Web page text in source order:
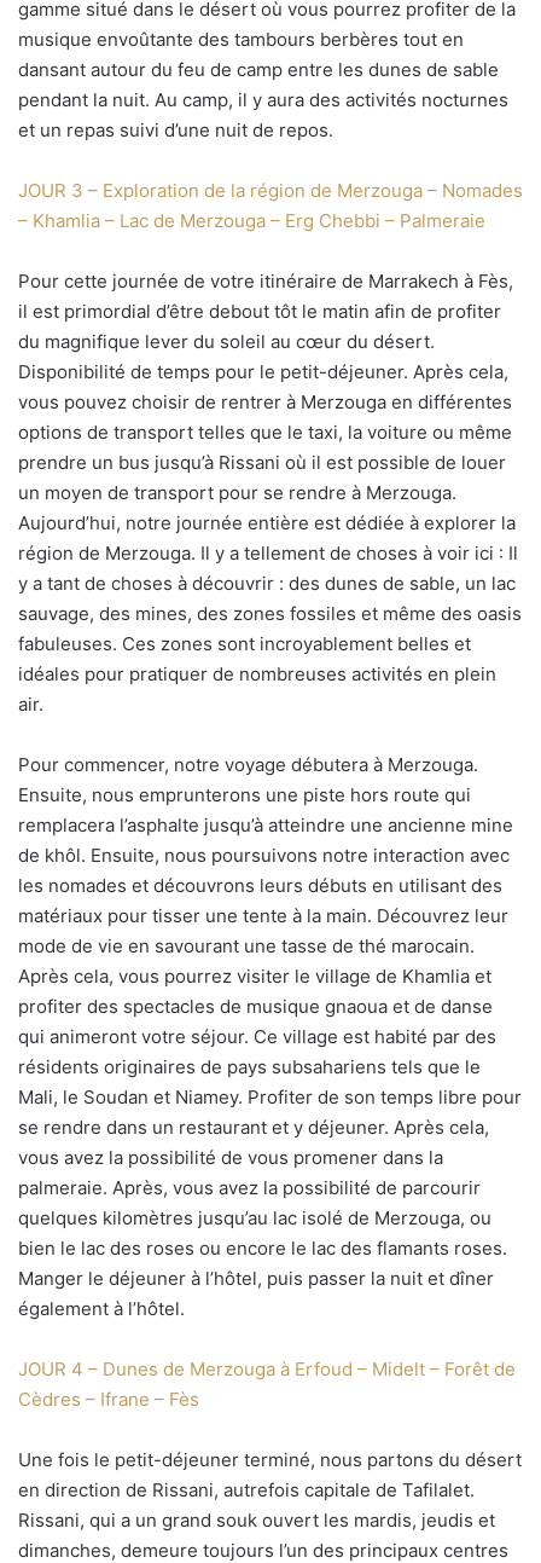
gamme situé dans le désert où vous pourrez profiter de la
musique envoûtante des tambours berbères tout en
dansant autour du feu de camp entre les dunes de sable
pendant la nuit. Au camp, il y aura des activités nocturnes
et un repas suivi d’une nuit de repos.
JOUR 3 – Exploration de la région de Merzouga – Nomades
– Khamlia – Lac de Merzouga – Erg Chebbi – Palmeraie
Pour cette journée de votre itinéraire de Marrakech à Fès,
il est primordial d’être debout tôt le matin afin de profiter
du magnifique lever du soleil au cœur du désert.
Disponibilité de temps pour le petit-déjeuner. Après cela,
vous pouvez choisir de rentrer à Merzouga en différentes
options de transport telles que le taxi, la voiture ou même
prendre un bus jusqu’à Rissani où il est possible de louer
un moyen de transport pour se rendre à Merzouga.
Aujourd’hui, notre journée entière est dédiée à explorer la
région de Merzouga. Il y a tellement de choses à voir ici : Il
y a tant de choses à découvrir : des dunes de sable, un lac
sauvage, des mines, des zones fossiles et même des oasis
fabuleuses. Ces zones sont incroyablement belles et
idéales pour pratiquer de nombreuses activités en plein
air.
Pour commencer, notre voyage débutera à Merzouga.
Ensuite, nous emprunterons une piste hors route qui
remplacera l’asphalte jusqu’à atteindre une ancienne mine
de khôl. Ensuite, nous poursuivons notre interaction avec
les nomades et découvrons leurs débuts en utilisant des
matériaux pour tisser une tente à la main. Découvrez leur
mode de vie en savourant une tasse de thé marocain.
Après cela, vous pourrez visiter le village de Khamlia et
profiter des spectacles de musique gnaoua et de danse
qui animeront votre séjour. Ce village est habité par des
résidents originaires de pays subsahariens tels que le
Mali, le Soudan et Niamey. Profiter de son temps libre pour
se rendre dans un restaurant et y déjeuner. Après cela,
vous avez la possibilité de vous promener dans la
palmeraie. Après, vous avez la possibilité de parcourir
quelques kilomètres jusqu’au lac isolé de Merzouga, ou
bien le lac des roses ou encore le lac des flamants roses.
Manger le déjeuner à l’hôtel, puis passer la nuit et dîner
également à l’hôtel.
JOUR 4 – Dunes de Merzouga à Erfoud – Midelt – Forêt de
Cèdres – Ifrane – Fès
Une fois le petit-déjeuner terminé, nous partons du désert
en direction de Rissani, autrefois capitale de Tafilalet.
Rissani, qui a un grand souk ouvert les mardis, jeudis et
dimanches, demeure toujours l’un des principaux centres